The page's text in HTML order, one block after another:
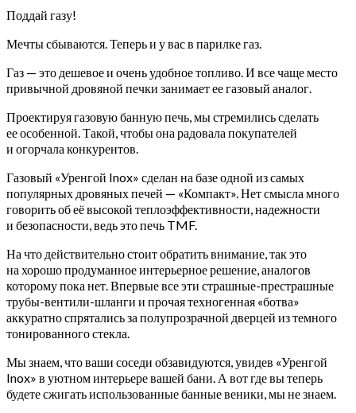
Поддай газу!
Мечты сбываются. Теперь и у вас в парилке газ.
Газ — это дешевое и очень удобное топливо. И все чаще место
привычной дровяной печки занимает ее газовый аналог.
Проектируя газовую банную печь, мы стремились сделать
ее особенной. Такой, чтобы она радовала покупателей
и огорчала конкурентов.
Газовый «Уренгой Inox» сделан на базе одной из самых
популярных дровяных печей — «Компакт». Нет смысла много
говорить об её высокой теплоэффективности, надежности
и безопасности, ведь это печь TMF.
На что действительно стоит обратить внимание, так это
на хорошо продуманное интерьерное решение, аналогов
которому пока нет. Впервые все эти страшные-престрашные
трубы-вентили-шланги и прочая техногенная «ботва»
аккуратно спрятались за полупрозрачной дверцей из темного
тонированного стекла.
Мы знаем, что ваши соседи обзавидуются, увидев «Уренгой
Inox» в уютном интерьере вашей бани. А вот где вы теперь
будете сжигать использованные банные веники, мы не знаем.